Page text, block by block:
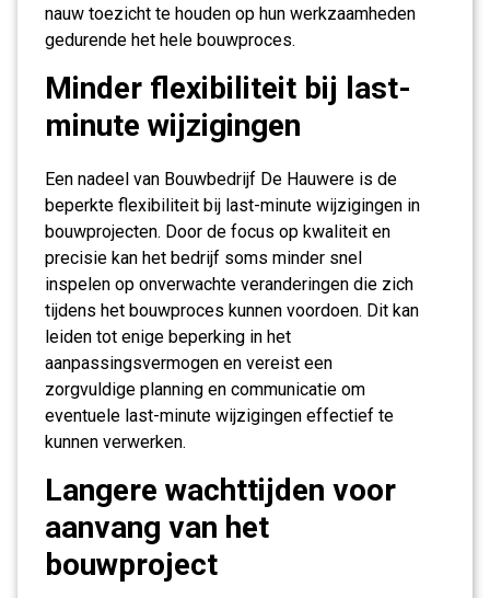
nauw toezicht te houden op hun werkzaamheden
gedurende het hele bouwproces.
Minder flexibiliteit bij last-
minute wijzigingen
Een nadeel van Bouwbedrijf De Hauwere is de
beperkte flexibiliteit bij last-minute wijzigingen in
bouwprojecten. Door de focus op kwaliteit en
precisie kan het bedrijf soms minder snel
inspelen op onverwachte veranderingen die zich
tijdens het bouwproces kunnen voordoen. Dit kan
leiden tot enige beperking in het
aanpassingsvermogen en vereist een
zorgvuldige planning en communicatie om
eventuele last-minute wijzigingen effectief te
kunnen verwerken.
Langere wachttijden voor
aanvang van het
bouwproject